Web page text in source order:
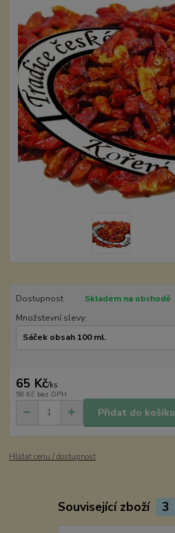
Dostupnost
Skladem na obchodě
Množstevní slevy:
65 Kč/ks
58 Kč bez DPH
Přidat do košíku
Hlídat cenu / dostupnost
Související zboží 3